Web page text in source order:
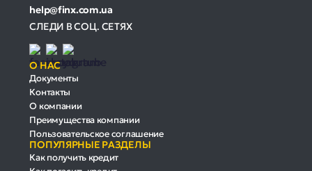
help@finx.com.ua
СЛЕДИ В СОЦ. СЕТЯХ
О НАС
Документы
Контакты
О компании
Преимущества компании
Пользовательское соглашение
ПОПУЛЯРНЫЕ РАЗДЕЛЫ
Как получить кредит